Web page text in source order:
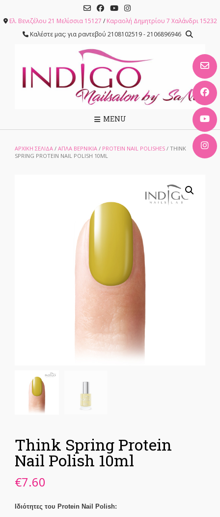
content
Ελ. Βενιζέλου 21 Μελίσσια 15127 / Καραολή Δημητρίου 7 Χαλάνδρι 15232
Καλέστε μας: για ραντεβού 2108102519 - 2106896946
MENU
ΑΡΧΙΚΉ ΣΕΛΊΔΑ / ΑΠΛΑ ΒΕΡΝΙΚΙΑ / PROTEIN NAIL POLISHES / THINK
SPRING PROTEIN NAIL POLISH 10ML
Think Spring Protein
Nail Polish 10ml
€7.60
Ιδιότητες του Protein Nail Polish: